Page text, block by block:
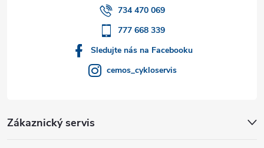
734 470 069
777 668 339
Sledujte nás na Facebooku
cemos_cykloservis
Zákaznický servis